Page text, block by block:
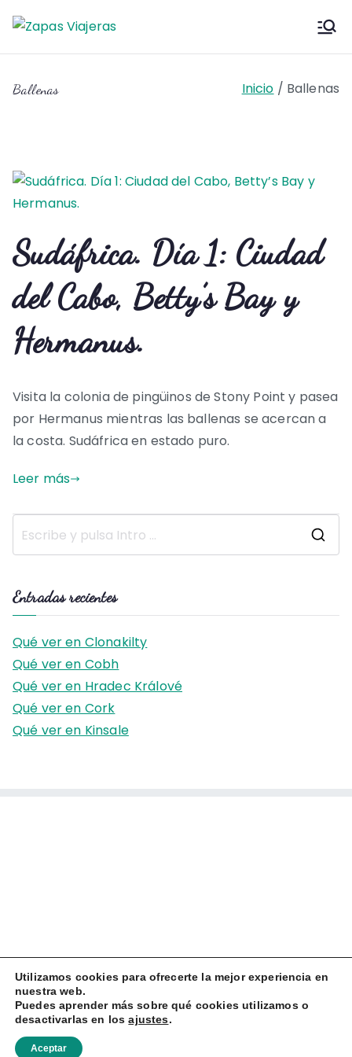
contenido
Zapas
Viajeras
escapadas pa que te copies
Ballenas Inicio Ballenas
Sudáfrica. Día 1: Ciudad
del Cabo, Betty’s Bay y
Hermanus.
Visita la colonia de pingüinos de Stony Point y pasea
por Hermanus mientras las ballenas se acercan a
la costa. Sudáfrica en estado puro.
Leer más
Entradas recientes
Qué ver en Clonakilty
Qué ver en Cobh
Qué ver en Hradec Králové
Qué ver en Cork
Qué ver en Kinsale
Copyright © 2026
Utilizamos cookies para ofrecerte la mejor experiencia en
nuestra web.
Puedes aprender más sobre qué cookies utilizamos o
desactivarlas en losajustes.
Aceptar